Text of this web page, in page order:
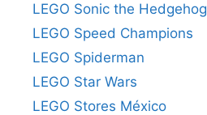
LEGO Sonic the Hedgehog
LEGO Speed Champions
LEGO Spiderman
LEGO Star Wars
LEGO Stores México